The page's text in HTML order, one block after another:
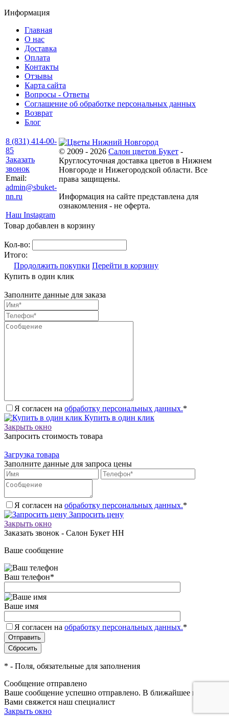
Информация
Главная
О нас
Доставка
Оплата
Контакты
Отзывы
Карта сайта
Вопросы - Ответы
Соглашение об обработке персональных данных
Возврат
Блог
8 (831) 414-00-
85
Заказать
звонок
Email:
admin@sbuket-
nn.ru
Наш Instagram
© 2009 - 2026 Салон цветов Букет -
Круглосуточная доставка цветов в Нижнем
Новгороде и Нижегородской области. Все
права защищены.
Информация на сайте представлена для
ознакомления - не оферта.
Товар добавлен в корзину
Кол-во:
Итого:
Продолжить покупки Перейти в корзину
Купить в один клик
Заполните данные для заказа
Я согласен на обработку персональных данных.*
Купить в один клик
Закрыть окно
Запросить стоимость товара
Загрузка товара
Заполните данные для запроса цены
Я согласен на обработку персональных данных.*
Запросить цену
Закрыть окно
Заказать звонок - Салон Букет НН
Ваше сообщение
Ваш телефон*
Ваше имя
Я согласен на обработку персональных данных.*
* - Поля, обязательные для заполнения
Сообщение отправлено
Ваше сообщение успешно отправлено. В ближайшее время с
Вами свяжется наш специалист
Закрыть окно